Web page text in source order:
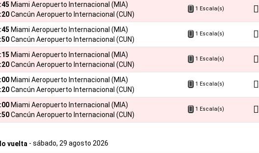
Miami Aeropuerto Internacional (MIA)
Cancún Aeropuerto Internacional (CUN)
1 Escala(s)
Miami Aeropuerto Internacional (MIA)
Cancún Aeropuerto Internacional (CUN)
1 Escala(s)
Miami Aeropuerto Internacional (MIA)
Cancún Aeropuerto Internacional (CUN)
1 Escala(s)
Miami Aeropuerto Internacional (MIA)
Cancún Aeropuerto Internacional (CUN)
1 Escala(s)
Miami Aeropuerto Internacional (MIA)
Cancún Aeropuerto Internacional (CUN)
1 Escala(s)
vuelta - sábado, 29 agosto 2026